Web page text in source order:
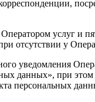
услуг и
отсутствии у
уведомления
данных», при этом
персональных